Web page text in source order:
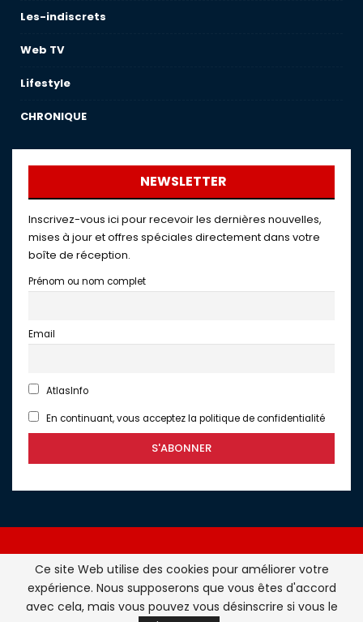
Les-indiscrets
Web TV
Lifestyle
CHRONIQUE
NEWSLETTER
Inscrivez-vous ici pour recevoir les dernières nouvelles,
mises à jour et offres spéciales directement dans votre
boîte de réception.
Prénom ou nom complet
Email
AtlasInfo
En continuant, vous acceptez la politique de confidentialité
Atlasinfo.fr : l'essentiel de l'actualité de la France et du
Maghreb © Tous Droits Réservés - Atlasinfo- 2026
Ce site Web utilise des cookies pour améliorer votre
expérience. Nous supposerons que vous êtes d'accord
avec cela, mais vous pouvez vous désinscrire si vous le